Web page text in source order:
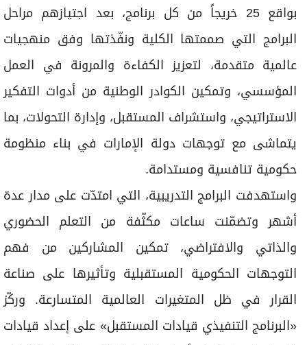
بواقع 25 خريجاً من كل برنامج، بعد اجتيازهم مراحل
البرامج التي صممتها الكلية ونفّذتها وفق منهجيات
عالمية متقدمة، لتعزيز الكفاءة والمرونة في العمل
المؤسسي، وتمكين الكوادر الوطنية من أدوات التفكير
الاستراتيجي، واستشراف المستقبل، وإدارة التحولات، بما
يتماشى مع توجهات دولة الإمارات في بناء منظومة
حكومية تنافسية ومستدامة.
واستهدفت البرامج التدريبية، التي امتدّت على مدار عدة
أشهر وتضمّنت ساعات مكثّفة من التعلم الحضوري
والذاتي والافتراضي، تمكين المشاركين من فهم
التوجهات الحكومية المستقبلية وتأثيرها على صناعة
القرار في ظل المتغيرات العالمية المتسارعة. وركّز
«البرنامج التنفيذي قيادات المستقبل» على إعداد قيادات